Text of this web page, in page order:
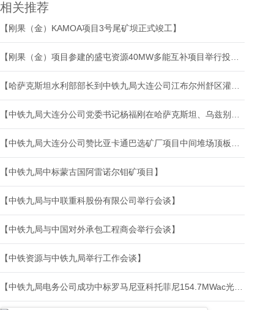
相关推荐
【刚果（金）KAMOA项目3号尾矿坝正式竣工】
【刚果（金）项目参建的盛屯资源40MW多能互补项目举行投产典礼】
【哈萨克斯坦水利部部长到中铁九局大连公司江布尔州舒区灌溉系统恢复工程视察】
【中铁九局大连分公司党委书记杨福刚在哈萨克斯坦、乌兹别克斯坦开展系列活动并现场办公】
【中铁九局大连分公司赞比亚卡通巴选矿厂项目中间堆场顶板混凝土浇筑顺利完成】
【中铁九局中标蒙古国阿雷诺尔钼矿项目】
【中铁九局与中联重科股份有限公司举行会谈】
【中铁九局与中国对外承包工程商会举行会谈】
【中铁资源与中铁九局举行工作会谈】
【中铁九局电务公司成功中标罗马尼亚科托菲尼154.7MWac光伏项目施工总承包】